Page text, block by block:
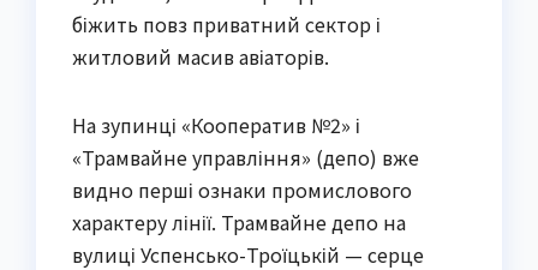
біжить повз приватний сектор і
житловий масив авіаторів.
На зупинці «Кооператив №2» і
«Трамвайне управління» (депо) вже
видно перші ознаки промислового
характеру лінії. Трамвайне депо на
вулиці Успенсько-Троїцькій — серце